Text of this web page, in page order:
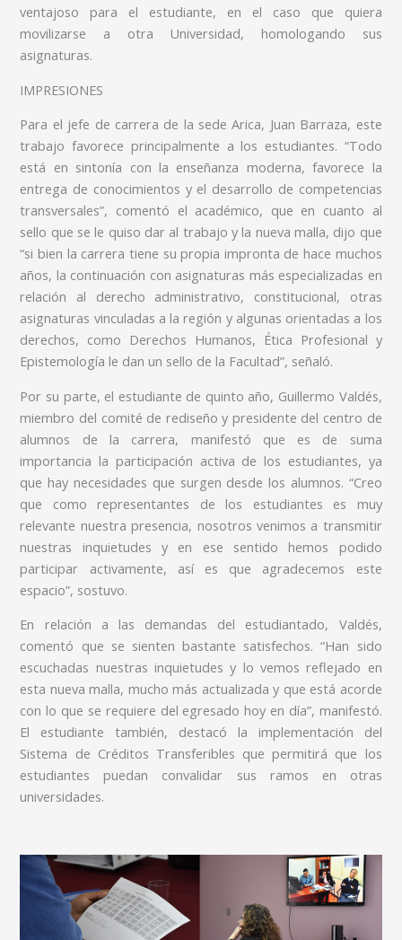
ventajoso para el estudiante, en el caso que quiera
movilizarse a otra Universidad, homologando sus
asignaturas.
IMPRESIONES
Para el jefe de carrera de la sede Arica, Juan Barraza, este
trabajo favorece principalmente a los estudiantes. “Todo
está en sintonía con la enseñanza moderna, favorece la
entrega de conocimientos y el desarrollo de competencias
transversales”, comentó el académico, que en cuanto al
sello que se le quiso dar al trabajo y la nueva malla, dijo que
“si bien la carrera tiene su propia impronta de hace muchos
años, la continuación con asignaturas más especializadas en
relación al derecho administrativo, constitucional, otras
asignaturas vinculadas a la región y algunas orientadas a los
derechos, como Derechos Humanos, Ética Profesional y
Epistemología le dan un sello de la Facultad”, señaló.
Por su parte, el estudiante de quinto año, Guillermo Valdés,
miembro del comité de rediseño y presidente del centro de
alumnos de la carrera, manifestó que es de suma
importancia la participación activa de los estudiantes, ya
que hay necesidades que surgen desde los alumnos. “Creo
que como representantes de los estudiantes es muy
relevante nuestra presencia, nosotros venimos a transmitir
nuestras inquietudes y en ese sentido hemos podido
participar activamente, así es que agradecemos este
espacio”, sostuvo.
En relación a las demandas del estudiantado, Valdés,
comentó que se sienten bastante satisfechos. “Han sido
escuchadas nuestras inquietudes y lo vemos reflejado en
esta nueva malla, mucho más actualizada y que está acorde
con lo que se requiere del egresado hoy en día”, manifestó.
El estudiante también, destacó la implementación del
Sistema de Créditos Transferibles que permitirá que los
estudiantes puedan convalidar sus ramos en otras
universidades.